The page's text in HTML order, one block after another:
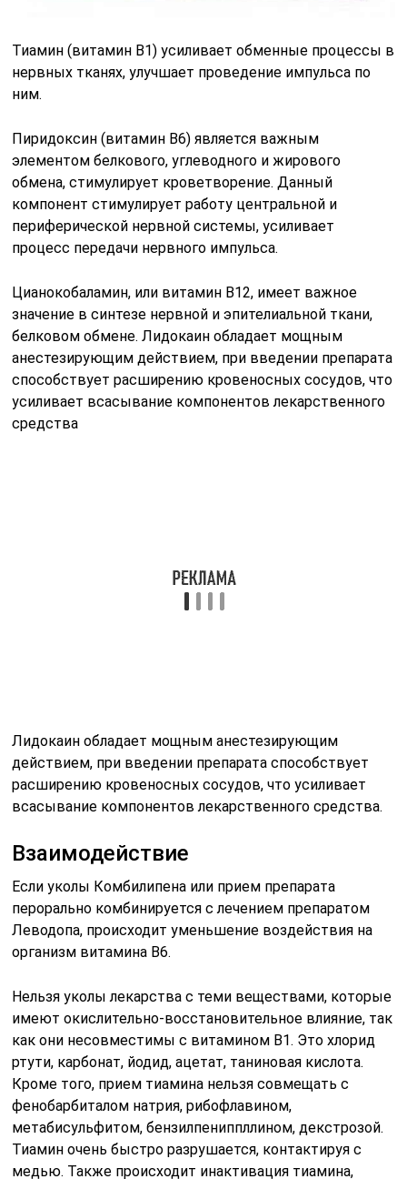
Тиамин (витамин В1) усиливает обменные процессы в
нервных тканях, улучшает проведение импульса по
ним.
Пиридоксин (витамин В6) является важным
элементом белкового, углеводного и жирового
обмена, стимулирует кроветворение. Данный
компонент стимулирует работу центральной и
периферической нервной системы, усиливает
процесс передачи нервного импульса.
Цианокобаламин, или витамин В12, имеет важное
значение в синтезе нервной и эпителиальной ткани,
белковом обмене. Лидокаин обладает мощным
анестезирующим действием, при введении препарата
способствует расширению кровеносных сосудов, что
усиливает всасывание компонентов лекарственного
средства
Лидокаин обладает мощным анестезирующим
действием, при введении препарата способствует
расширению кровеносных сосудов, что усиливает
всасывание компонентов лекарственного средства.
Взаимодействие
Если уколы Комбилипена или прием препарата
перорально комбинируется с лечением препаратом
Леводопа, происходит уменьшение воздействия на
организм витамина В6.
Нельзя уколы лекарства с теми веществами, которые
имеют окислительно-восстановительное влияние, так
как они несовместимы с витамином В1. Это хлорид
ртути, карбонат, йодид, ацетат, таниновая кислота.
Кроме того, прием тиамина нельзя совмещать с
фенобарбиталом натрия, рибофлавином,
метабисульфитом, бензилпениппллином, декстрозой.
Тиамин очень быстро разрушается, контактируя с
медью. Также происходит инактивация тиамина,